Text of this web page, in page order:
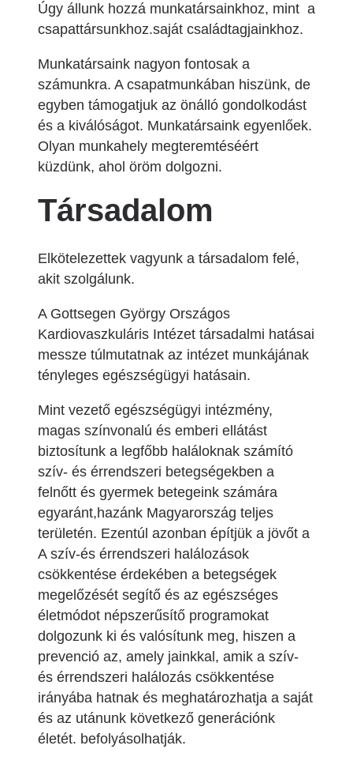
Úgy állunk hozzá munkatársainkhoz, mint a
csapattársunkhoz.saját családtagjainkhoz.
Munkatársaink nagyon fontosak a
számunkra. A csapatmunkában hiszünk, de
egyben támogatjuk az önálló gondolkodást
és a kiválóságot. Munkatársaink egyenlőek.
Olyan munkahely megteremtéséért
küzdünk, ahol öröm dolgozni.
Társadalom
Elkötelezettek vagyunk a társadalom felé,
akit szolgálunk.
A Gottsegen György Országos
Kardiovaszkuláris Intézet társadalmi hatásai
messze túlmutatnak az intézet munkájának
tényleges egészségügyi hatásain.
Mint vezető egészségügyi intézmény,
magas színvonalú és emberi ellátást
biztosítunk a legfőbb haláloknak számító
szív- és érrendszeri betegségekben a
felnőtt és gyermek betegeink számára
egyaránt,hazánk Magyarország teljes
területén. Ezentúl azonban építjük a jövőt a
A szív-és érrendszeri halálozások
csökkentése érdekében a betegségek
megelőzését segítő és az egészséges
életmódot népszerűsítő programokat
dolgozunk ki és valósítunk meg, hiszen a
prevenció az, amely jainkkal, amik a szív-
és érrendszeri halálozás csökkentése
irányába hatnak és meghatározhatja a saját
és az utánunk következő generációnk
életét. befolyásolhatják.